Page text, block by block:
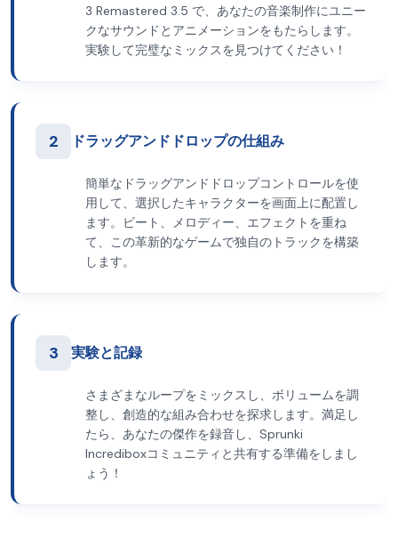
3 Remastered 3.5 で、あなたの音楽制作にユニー
クなサウンドとアニメーションをもたらします。
実験して完璧なミックスを見つけてください！
2 ドラッグアンドドロップの仕組み
簡単なドラッグアンドドロップコントロールを使
用して、選択したキャラクターを画面上に配置し
ます。ビート、メロディー、エフェクトを重ね
て、この革新的なゲームで独自のトラックを構築
します。
3 実験と記録
さまざまなループをミックスし、ボリュームを調
整し、創造的な組み合わせを探求します。満足し
たら、あなたの傑作を録音し、Sprunki
Incrediboxコミュニティと共有する準備をしまし
ょう！